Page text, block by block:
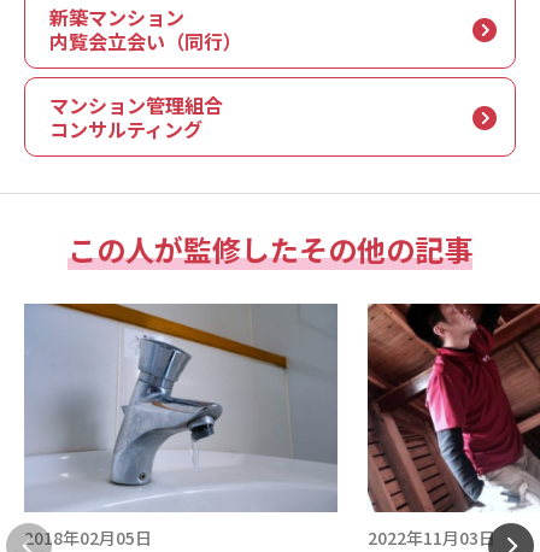
新築マンション
内覧会立会い（同行）
マンション管理組合
コンサルティング
この人が監修したその他の記事
2018年02月05日 2022年11月03日